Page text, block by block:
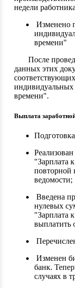
недели
Изменено
времени"
После
данных этих
индивидуальных
времени".
Выплата
"Зарплата
повторной
ведомости;
Введена
нулевых
"Зарплата
выплатить
Изменен
банк.
случаях в